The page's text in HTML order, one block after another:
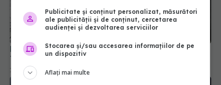
La ce să fii atent când mănânci conserve. Dr.
Tudor Ciuhodaru: Mortală
17 mar 2026, 08:14
Publicitate și conținut personalizat, măsurători
ale publicității și de conținut, cercetarea
audienței și dezvoltarea serviciilor
Stocarea și/sau accesarea informațiilor de pe
un dispozitiv
Aflați mai multe